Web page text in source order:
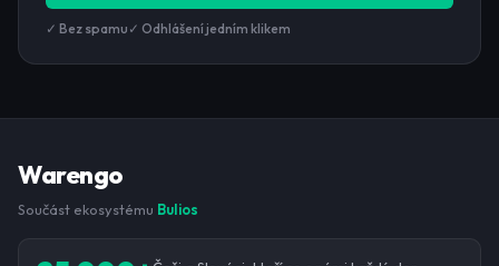
✓ Bez spamu ✓ Odhlášení jedním klikem
Warengo
Součást ekosystému Bulios